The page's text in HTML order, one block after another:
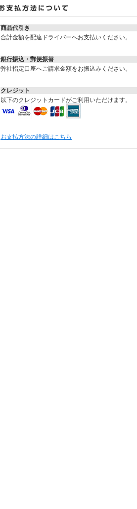
商品代引き
合計金額を配達ドライバーへお支払いください。
銀行振込・郵便振替
弊社指定口座へご請求金額をお振込みください。
クレジット
以下のクレジットカードがご利用いただけます。
お支払方法の詳細はこちら